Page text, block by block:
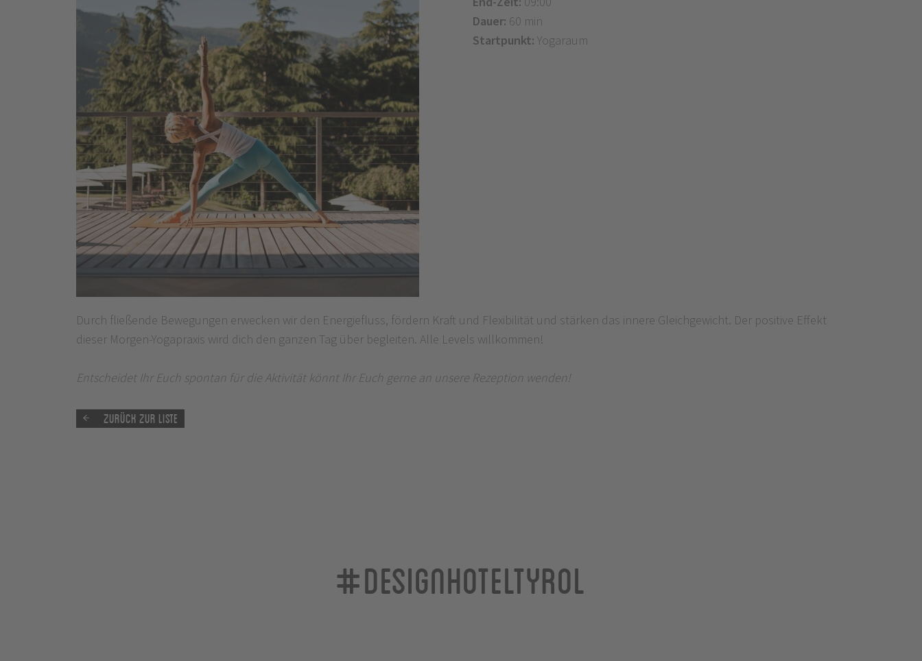
Dauer: 60 min
Startpunkt: Yogaraum
Durch fließende Bewegungen erwecken wir den Energiefluss, fördern Kraft und Flexibilität und stärken das innere Gleichgewicht. Der positive Effekt
dieser Morgen-Yogapraxis wird dich den ganzen Tag über begleiten. Alle Levels willkommen!
Entscheidet Ihr Euch spontan für die Aktivität könnt Ihr Euch gerne an unsere Rezeption wenden!
Zurück zur Liste
#designhoteltyrol